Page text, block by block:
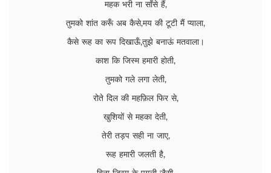
महक भरी ना साँसे हैं,
तुमको शांत करूँ अब कैसे,मय की टूटी मैं प्याला,
कैसे रूह का रूप दिखाऊँ,तुझे बनाऊं मतवाला।
काश कि जिस्म हमारी होती,
तुमको गले लगा लेती,
रोते दिल की महफ़िल फिर से,
खुशियों से महका देती,
तेरी तड़प सही ना जाए,
रूह हमारी जलती है,